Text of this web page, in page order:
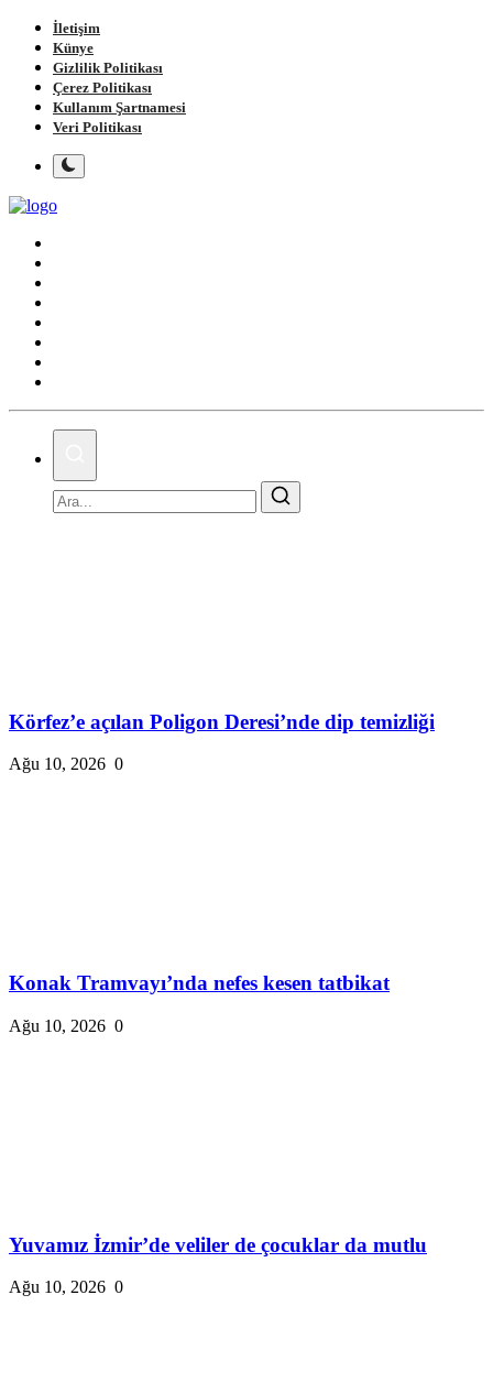
İletişim
Künye
Gizlilik Politikası
Çerez Politikası
Kullanım Şartnamesi
Veri Politikası
Körfez’e açılan Poligon Deresi’nde dip temizliği
Ağu 10, 2026 0
Konak Tramvayı’nda nefes kesen tatbikat
Ağu 10, 2026 0
Yuvamız İzmir’de veliler de çocuklar da mutlu
Ağu 10, 2026 0